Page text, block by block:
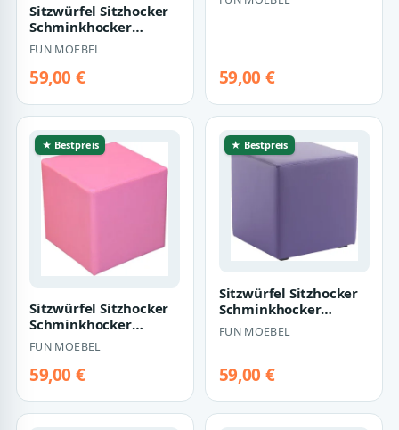
Sitzwürfel Sitzhocker
Schminkhocker
Hocker Sessel
Kunstleder Schwarz
4…
FUN MOEBEL
59,00 €
Kunstleder Rot
59,00 €
★ Bestpreis
Sitzwürfel Sitzhocker
Schminkhocker
Hocker Sessel
Kunstleder Rosa
45x4…
FUN MOEBEL
59,00 €
★ Bestpreis
Sitzwürfel Sitzhocker
Schminkhocker
Hocker Kunstleder
Violet 45x42x42c…
FUN MOEBEL
59,00 €